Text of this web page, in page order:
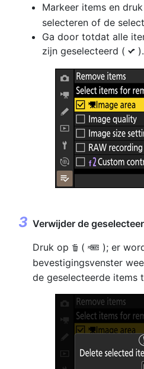
Markeer items en
selecteren of de
Ga door totdat alle
zijn geselecteerd ( L ).
Verwijder de
Druk op O ( Q ); er
bevestigingsvenster
de geselecteerde items